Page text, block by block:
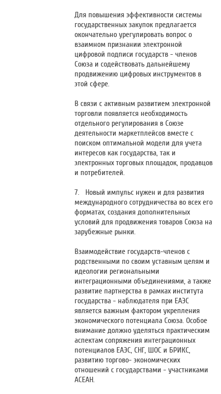
Для повышения эффективности системы
государственных закупок предлагается
окончательно урегулировать вопрос о
взаимном признании электронной
цифровой подписи государств - членов
Союза и содействовать дальнейшему
продвижению цифровых инструментов в
этой сфере.
В связи с активным развитием электронной
торговли появляется необходимость
отдельного регулирования в Союзе
деятельности маркетплейсов вместе с
поиском оптимальной модели для учета
интересов как государства, так и
электронных торговых площадок, продавцов
и потребителей.
7. Новый импульс нужен и для развития
международного сотрудничества во всех его
форматах, создания дополнительных
условий для продвижения товаров Союза на
зарубежные рынки.
Взаимодействие государств-членов с
родственными по своим уставным целям и
идеологии региональными
интеграционными объединениями, а также
развитие партнерства в рамках института
государства - наблюдателя при ЕАЭС
является важным фактором укрепления
экономического потенциала Союза. Особое
внимание должно уделяться практическим
аспектам сопряжения интеграционных
потенциалов ЕАЭС, СНГ, ШОС и БРИКС,
развитию торгово- экономических
отношений с государствами - участниками
АСЕАН.